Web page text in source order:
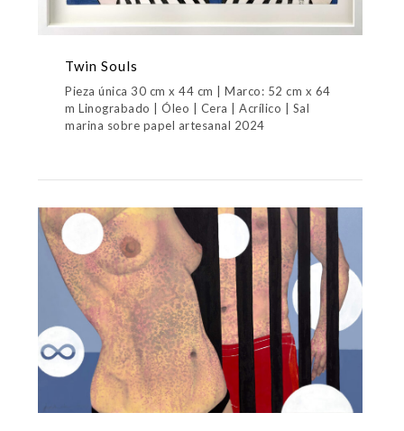
Twin Souls
Pieza única 30 cm x 44 cm | Marco: 52 cm x 64
m Linograbado | Óleo | Cera | Acrílico | Sal
marina sobre papel artesanal 2024